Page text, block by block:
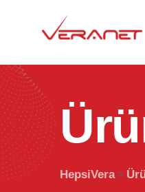
Ürü
HepsiVera>